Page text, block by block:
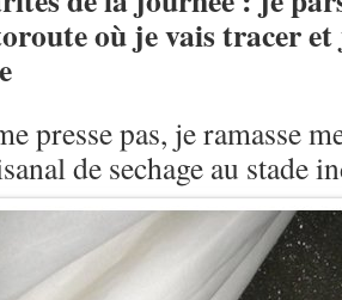
où je vais tracer et
presse pas, je ramasse
de sechage au stade